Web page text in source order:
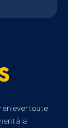
enlever toute
à la